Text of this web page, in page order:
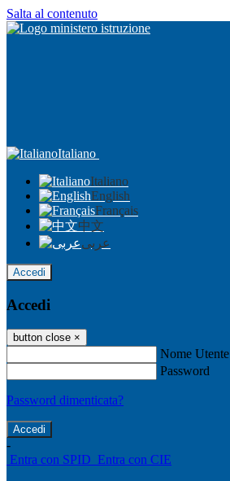
Salta al contenuto
Italiano
Italiano
English
Français
中文
عربى
Accedi
Accedi
button close ×
Nome Utente
Password
Password dimenticata?
-
Entra con SPID Entra con CIE